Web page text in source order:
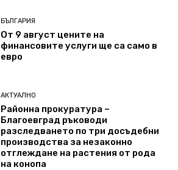
БЪЛГАРИЯ
От 9 август цените на
финансовите услуги ще са само в
евро
АКТУАЛНО
Районна прокуратура –
Благоевград ръководи
разследването по три досъдебни
производства за незаконно
отглеждане на растения от рода
на конопа